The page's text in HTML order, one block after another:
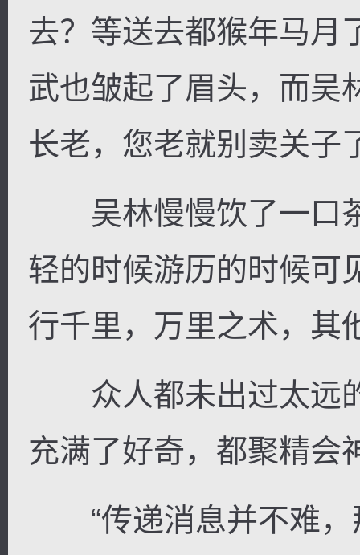
去？等送去都猴年马月
武也皱起了眉头，而吴
长老，您老就别卖关子
吴林慢慢饮了一口茶
轻的时候游历的时候可
行千里，万里之术，其
众人都未出过太远
充满了好奇，都聚精会
“传递消息并不难，